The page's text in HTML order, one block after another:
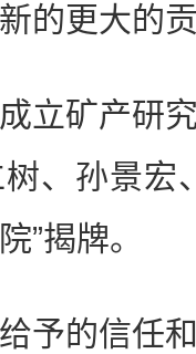
的更大的
矿产研究
、孙景宏
”揭牌。
的信任和